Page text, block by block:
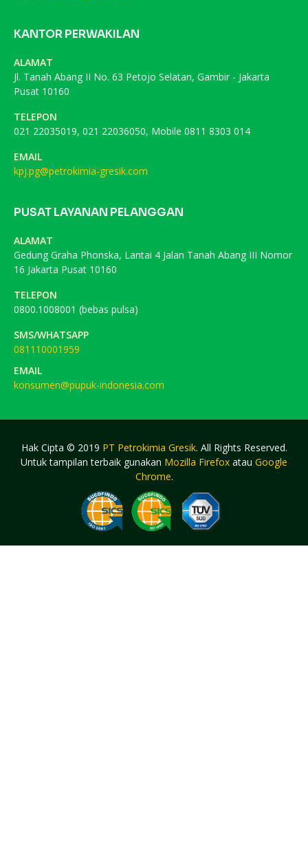
KANTOR PERWAKILAN
ALAMAT
Jl. Tanah Abang II No. 63 Petojo Selatan, Gambir - Jakarta
Pusat 10160
TELEPON
021 22035019, 021 22036050, Mobile 0811 8303 014
EMAIL
kpj.pg@petrokimia-gresik.com
PUSAT LAYANAN PELANGGAN
ALAMAT
Gedung Graha Phonska, Lantai 4 Jalan Tanah Abang III Nomor
16 Jakarta Pusat 10160
TELEPON
0800.1008001 (bebas pulsa)
SMS/WHATSAPP
081110001959
EMAIL
konsumen@pupuk-indonesia.com
Hak Cipta © 2019 PT Petrokimia Gresik. All Rights Reserved.
Untuk tampilan terbaik gunakan Mozilla Firefox atau Google
Chrome.